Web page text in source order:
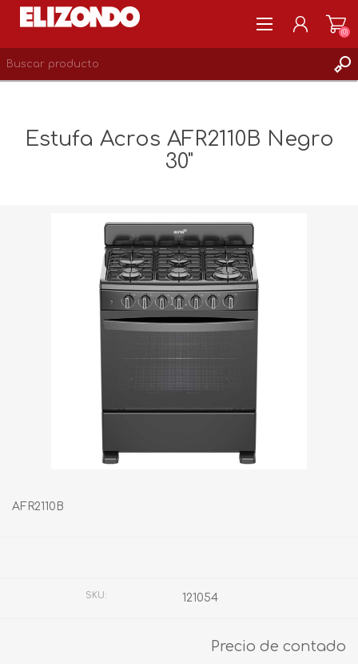
(0)
Estufa Acros AFR2110B Negro
30"
AFR2110B
SKU: 121054
Precio de contado